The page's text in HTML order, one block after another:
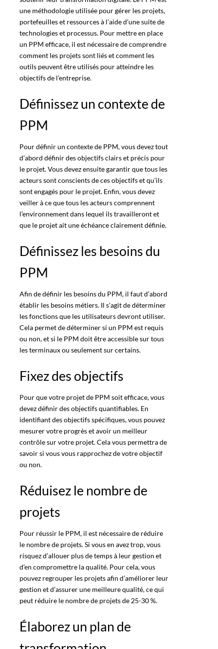
une méthodologie utilisée pour gérer les projets,
portefeuilles et ressources à l’aide d’une suite de
technologies et processus. Pour mettre en place
un PPM efficace, il est nécessaire de comprendre
comment les projets sont liés et comment les
outils peuvent être utilisés pour atteindre les
objectifs de l’entreprise.
Définissez un contexte de
PPM
Pour définir un contexte de PPM, vous devez tout
d’abord définir des objectifs clairs et précis pour
le projet. Vous devez ensuite garantir que tous les
acteurs sont conscients de ces objectifs et qu’ils
sont engagés pour le projet. Enfin, vous devez
veiller à ce que tous les acteurs comprennent
l’environnement dans lequel ils travailleront et
que le projet ait une échéance clairement définie.
Définissez les besoins du
PPM
Afin de définir les besoins du PPM, il faut d’abord
établir les besoins métiers. Il s’agit de déterminer
les fonctions que les utilisateurs devront utiliser.
Cela permet de déterminer si un PPM est requis
ou non, et si le PPM doit être accessible sur tous
les terminaux ou seulement sur certains.
Fixez des objectifs
Pour que votre projet de PPM soit efficace, vous
devez définir des objectifs quantifiables. En
identifiant des objectifs spécifiques, vous pouvez
mesurer votre progrès et avoir un meilleur
contrôle sur votre projet. Cela vous permettra de
savoir si vous vous rapprochez de votre objectif
ou non.
Réduisez le nombre de
projets
Pour réussir le PPM, il est nécessaire de réduire
le nombre de projets. Si vous en avez trop, vous
risquez d’allouer plus de temps à leur gestion et
d’en compromettre la qualité. Pour cela, vous
pouvez regrouper les projets afin d’améliorer leur
gestion et d’assurer une meilleure qualité, ce qui
peut réduire le nombre de projets de 25-30 %.
Élaborez un plan de